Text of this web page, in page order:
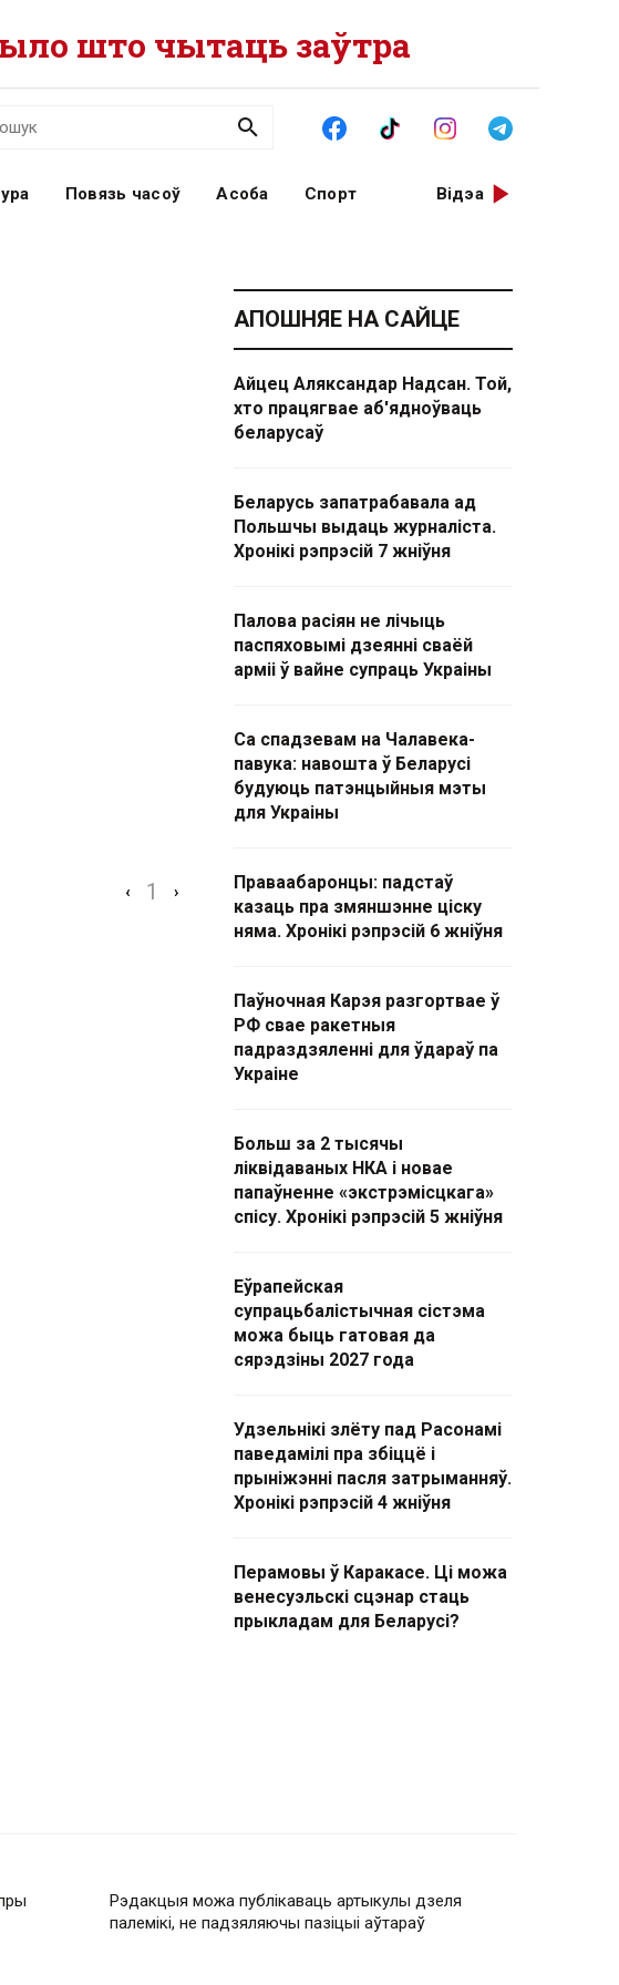
што чытаць заўтра
Повязь часоў Асоба Спорт Відэа
‹ 1 ›
АПОШНЯЕ НА САЙЦЕ
Айцец Аляксандар Надсан. Той,
хто працягвае аб'ядноўваць
беларусаў
Беларусь запатрабавала ад
Польшчы выдаць журналіста.
Хронікі рэпрэсій 7 жніўня
Палова расіян не лічыць
паспяховымі дзеянні сваёй
арміі ў вайне супраць Украіны
Са спадзевам на Чалавека-
павука: навошта ў Беларусі
будуюць патэнцыйныя мэты
для Украіны
Праваабаронцы: падстаў
казаць пра змяншэнне ціску
няма. Хронікі рэпрэсій 6 жніўня
Паўночная Карэя разгортвае ў
РФ свае ракетныя
падраздзяленні для ўдараў па
Украіне
Больш за 2 тысячы
ліквідаваных НКА і новае
папаўненне «экстрэмісцкага»
спісу. Хронікі рэпрэсій 5 жніўня
Еўрапейская
супрацьбалістычная сістэма
можа быць гатовая да
сярэдзіны 2027 года
Удзельнікі злёту пад Расонамі
паведамілі пра збіццё і
прыніжэнні пасля затрыманняў.
Хронікі рэпрэсій 4 жніўня
Перамовы ў Каракасе. Ці можа
венесуэльскі сцэнар стаць
прыкладам для Беларусі?
Рэдакцыя можа публікаваць артыкулы дзеля
палемікі, не падзяляючы пазіцыі аўтараў